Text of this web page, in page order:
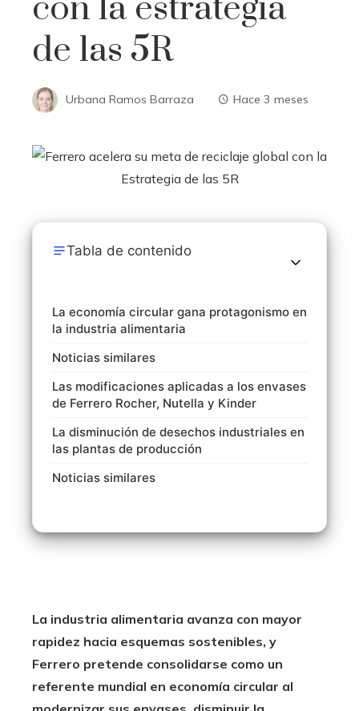
con la estrategia
de las 5R
Urbana Ramos Barraza Hace 3 meses
Tabla de contenido
La economía circular gana protagonismo en
la industria alimentaria
Noticias similares
Las modificaciones aplicadas a los envases
de Ferrero Rocher, Nutella y Kinder
La disminución de desechos industriales en
las plantas de producción
Noticias similares
La industria alimentaria avanza con mayor
rapidez hacia esquemas sostenibles, y
Ferrero pretende consolidarse como un
referente mundial en economía circular al